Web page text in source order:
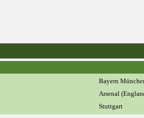
Bayern
Arsenal
Stuttgart